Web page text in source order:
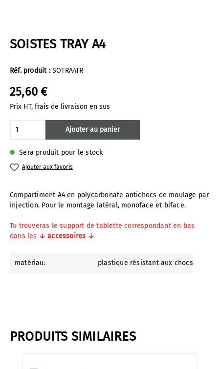
SOISTES TRAY A4
Réf. produit :SOTRA4TR
25,60 €
Prix HT, frais de livraison en sus
Sera produit pour le stock
Quantité de produit : Entrez la quantité
Ajouter au panier
Ajouter aux favoris
Compartiment A4 en polycarbonate antichocs de moulage par
injection. Pour le montage latéral, monoface et biface.
Tu trouveras le support de tablette correspondant en bas
dans les ↓ accessoires ↓
matériau: plastique résistant aux chocs
PRODUITS SIMILAIRES